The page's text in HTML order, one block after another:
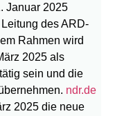
Januar 2025
des ARD-
Rahmen wird
2025 als
sein und die
ndr.de
2025 die neue